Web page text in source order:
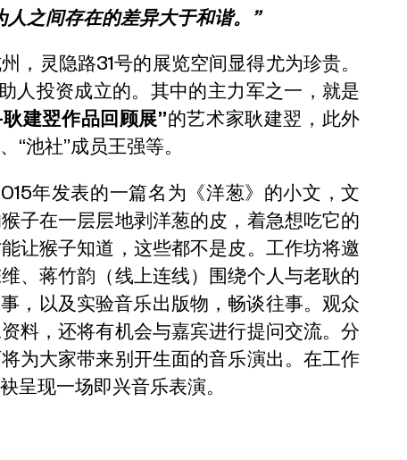
之间存在的差异大于和谐。”
，灵隐路31号的展览空间显得尤为珍贵。
人投资成立的。其中的主力军之一，就是
建翌作品回顾展”的艺术家耿建翌，此外
“池社”成员王强等。
年发表的一篇名为《洋葱》的小文，文
子在一层层地剥洋葱的皮，着急想吃它的
让猴子知道，这些都不是皮。工作坊将邀
、蒋竹韵（线上连线）围绕个人与老耿的
，以及实验音乐出版物，畅谈往事。观众
料，还将有机会与嘉宾进行提问交流。分
为大家带来别开生面的音乐演出。在工作
呈现一场即兴音乐表演。